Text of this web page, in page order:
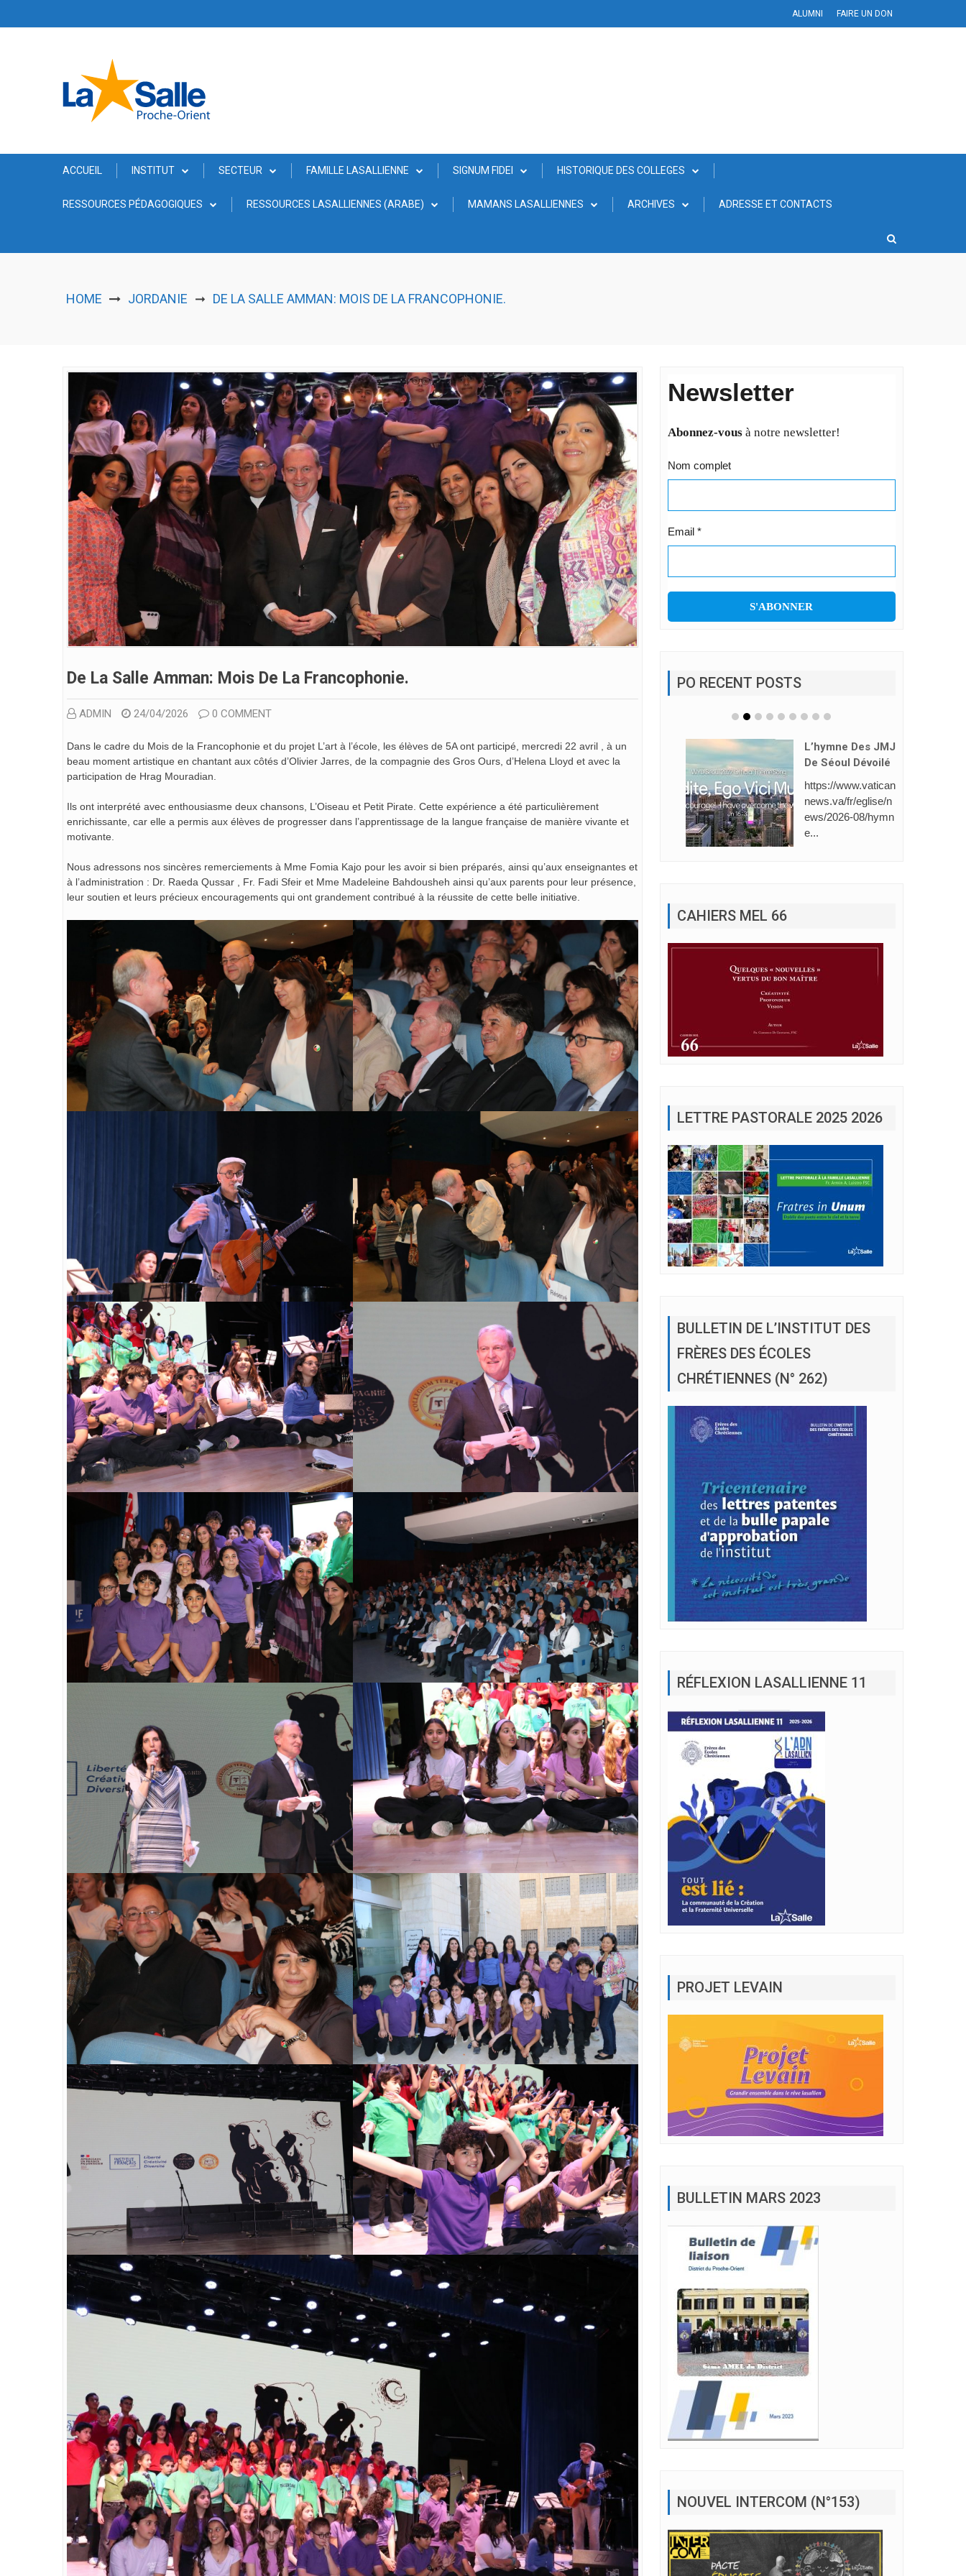
ALUMNI FAIRE UN DON
ACCUEIL INSTITUT SECTEUR FAMILLE LASALLIENNE SIGNUM FIDEI HISTORIQUE DES COLLEGES
RESSOURCES PÉDAGOGIQUES RESSOURCES LASALLIENNES (ARABE) MAMANS LASALLIENNES ARCHIVES ADRESSE ET CONTACTS
HOME JORDANIE ➞ DE LA SALLE AMMAN: MOIS DE LA FRANCOPHONIE.
De La Salle Amman: Mois De La Francophonie.
ADMIN 24/04/2026 0 COMMENT
Dans le cadre du Mois de la Francophonie et du projet L’art à l’école, les élèves de 5A ont participé, mercredi 22 avril , à un
beau moment artistique en chantant aux côtés d’Olivier Jarres, de la compagnie des Gros Ours, d’Helena Lloyd et avec la
participation de Hrag Mouradian.
Ils ont interprété avec enthousiasme deux chansons, L’Oiseau et Petit Pirate. Cette expérience a été particulièrement
enrichissante, car elle a permis aux élèves de progresser dans l’apprentissage de la langue française de manière vivante et
motivante.
Nous adressons nos sincères remerciements à Mme Fomia Kajo pour les avoir si bien préparés, ainsi qu’aux enseignantes et
à l’administration : Dr. Raeda Qussar , Fr. Fadi Sfeir et Mme Madeleine Bahdousheh ainsi qu’aux parents pour leur présence,
leur soutien et leurs précieux encouragements qui ont grandement contribué à la réussite de cette belle initiative.
Newsletter
Abonnez-vousà notre newsletter!
Nom complet
Email *
PO RECENT POSTS
L’hymne Des JMJ
De Séoul Dévoilé
https://www.vatican
news.va/fr/eglise/n
ews/2026-08/hymn
e...
CAHIERS MEL 66
LETTRE PASTORALE 2025 2026
BULLETIN DE L’INSTITUT DES
FRÈRES DES ÉCOLES
CHRÉTIENNES (N° 262)
RÉFLEXION LASALLIENNE 11
PROJET LEVAIN
BULLETIN MARS 2023
NOUVEL INTERCOM (N°153)